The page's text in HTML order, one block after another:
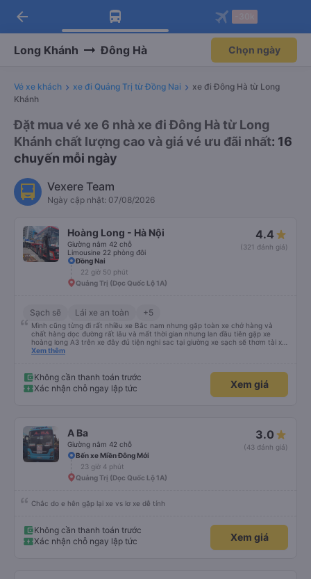
Tải app Vexere ngay!
Nhận ưu đãi thành viên độc
Mở app
Tải app Vexere
-30k/ghế khi đặt vé máy bay qua
Mở app
arrow_back
Long Khánh Đông Hà Chọn ngày
Vé xe khách xe đi Quảng Trị từ Đồng Nai
xe đi Đông Hà từ Long
Khánh
Đặt mua vé xe 6 nhà xe đi Đông Hà từ Long
Khánh chất lượng cao và giá vé ưu đãi nhất: 16
chuyến mỗi ngày
Vexere Team
Ngày cập nhật: 07/08/2026
Hoàng Long - Hà Nội
Giường nằm 42 chỗ
Limousine 22 phòng đôi
4.4
(321 đánh giá)
Đồng Nai
22 giờ 50 phút
Quảng Trị (Dọc Quốc Lộ 1A)
Sạch sẽ Lái xe an toàn +5
Mình cũng từng đi rất nhiều xe Bắc nam nhưng gặp toàn xe chở hàng và
chất hàng dọc đường rất lâu và mất thời gian nhưng lan đầu tiên gặp xe
hoàng long A3 trên xe đây đủ tiện nghi sac tại giường xe sạch sẽ thơm tài xế
lo xe thoải mái vui tính sẽ con ung hô nhe
Xem thêm
Không cần thanh toán trước
Xác nhận chỗ ngay lập tức
Xem giá
A Ba
Giường nằm 42 chỗ
3.0
(43 đánh giá)
Bến xe Miền Đông Mới
23 giờ 4 phút
Quảng Trị (Dọc Quốc Lộ 1A)
Chắc do e hên gặp lại xe vs lơ xe dễ tính
Không cần thanh toán trước
Xác nhận chỗ ngay lập tức
Xem giá